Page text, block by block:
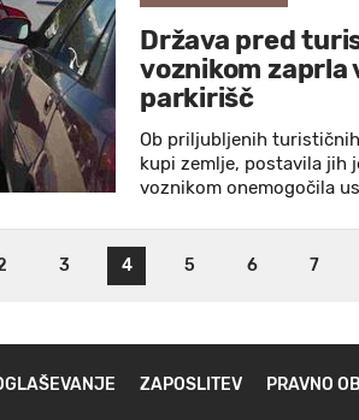
Država pred
voznikom zaprla
parkirišč
Ob priljubljenih
kupi zemlje, postavila jih
voznikom onemogočila
3 4 5 6 7
ZAPOSLITEV PRAVNO